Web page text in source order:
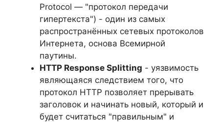
Protocol — "протокол передачи
гипертекста") - один из самых
распространённых сетевых протоколов
Интернета, основа Всемирной
паутины.
HTTP Response Splitting - уязвимость
являющаяся следствием того, что
протокол HTTP позволяет прерывать
заголовок и начинать новый, который и
будет считаться "правильным" и